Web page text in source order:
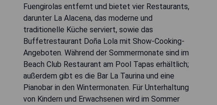
Fuengirolas entfernt und bietet vier Restaurants,
darunter La Alacena, das moderne und
traditionelle Küche serviert, sowie das
Buffetrestaurant Doña Lola mit Show-Cooking-
Angeboten. Während der Sommermonate sind im
Beach Club Restaurant am Pool Tapas erhältlich;
außerdem gibt es die Bar La Taurina und eine
Pianobar in den Wintermonaten. Für Unterhaltung
von Kindern und Erwachsenen wird im Sommer